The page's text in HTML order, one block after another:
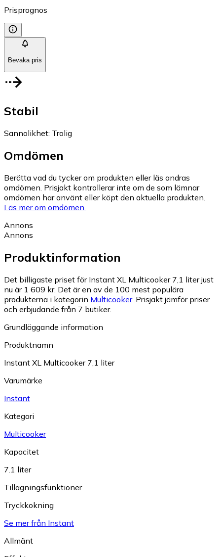
Prisprognos
Bevaka pris
Stabil
Sannolikhet: Trolig
Omdömen
Berätta vad du tycker om produkten eller läs andras
omdömen. Prisjakt kontrollerar inte om de som lämnar
omdömen har använt eller köpt den aktuella produkten.
Läs mer om omdömen.
Annons
Annons
Produktinformation
Det billigaste priset för Instant XL Multicooker 7,1 liter just
nu är 1 609 kr. Det är en av de 100 mest populära
produkterna i kategorin Multicooker. Prisjakt jämför priser
och erbjudande från 7 butiker.
Grundläggande information
Produktnamn
Instant XL Multicooker 7,1 liter
Varumärke
Instant
Kategori
Multicooker
Kapacitet
7.1 liter
Tillagningsfunktioner
Tryckkokning
Se mer från Instant
Allmänt